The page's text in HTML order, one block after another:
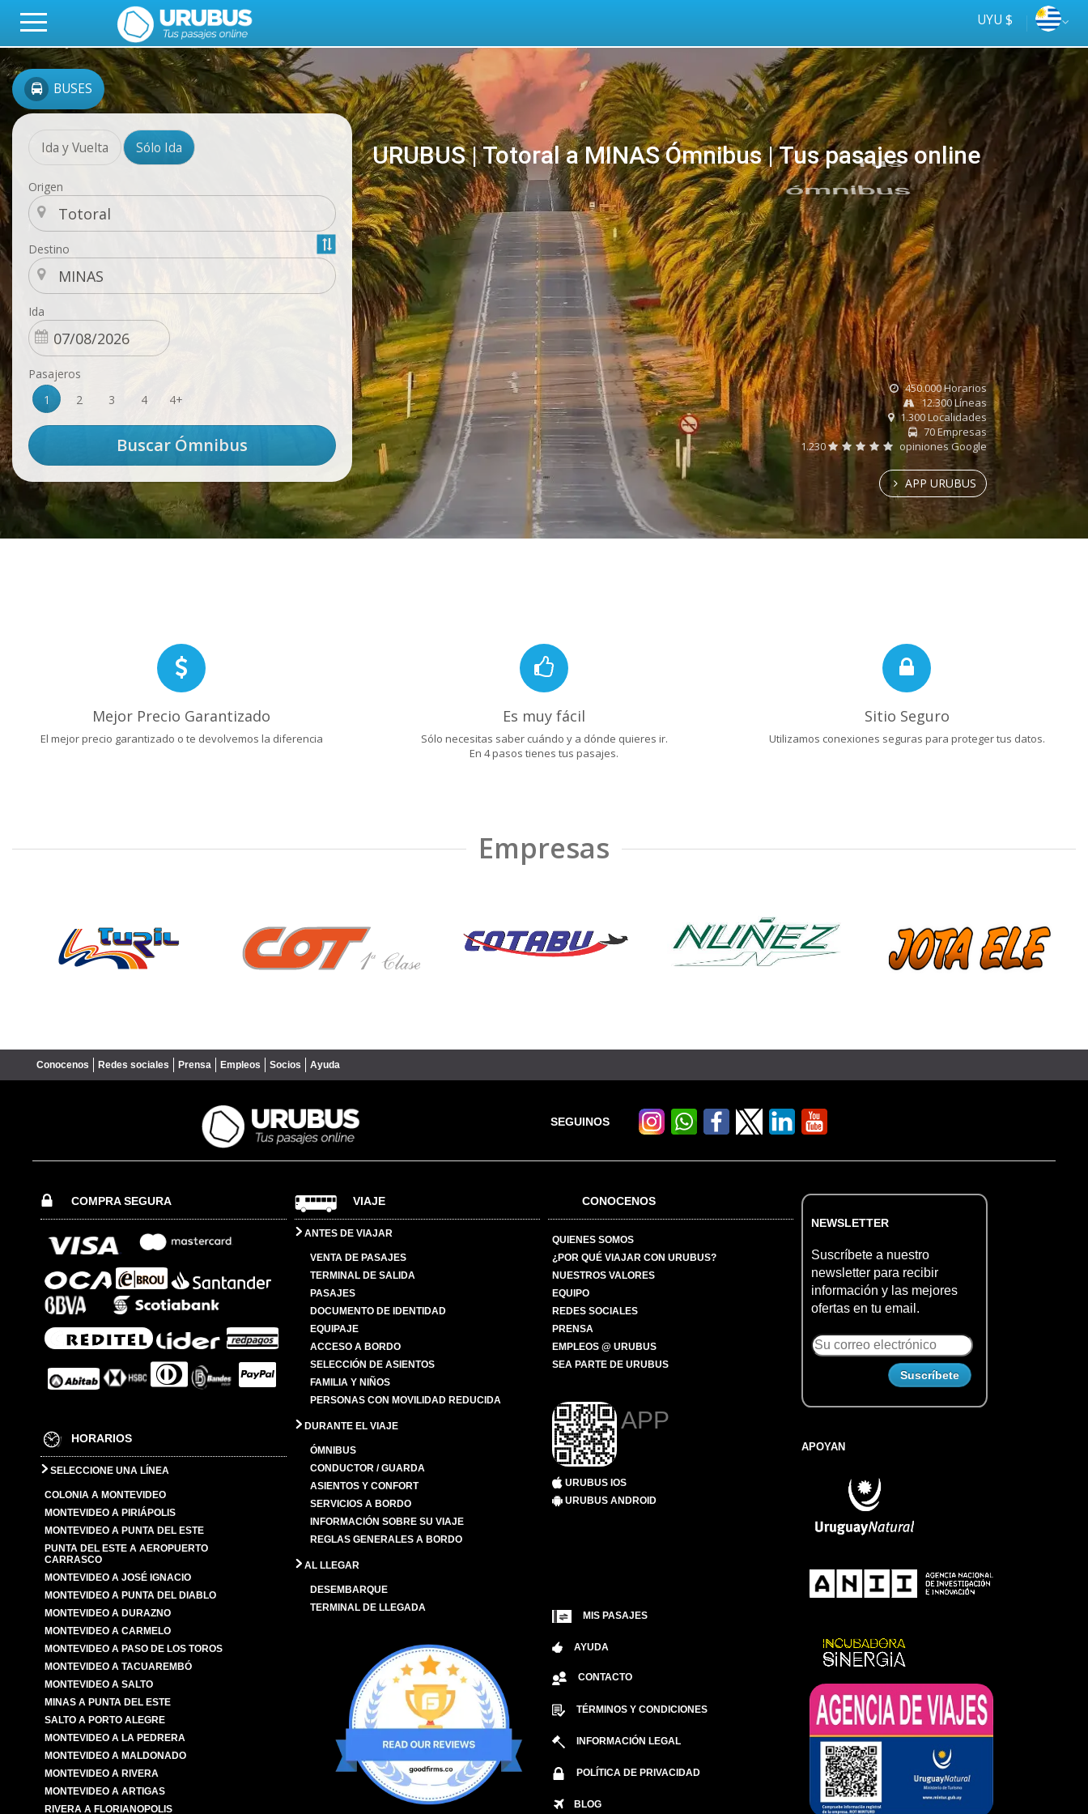
UYU $
BUSES
Ida y Vuelta Sólo Ida
Origen
Destino
Ida
Pasajeros
1
2 3 4 4+
URUBUS | Totoral a MINAS Ómnibus | Tus pasajes online
online
Tus
ómnibus
450.000 Horarios
12.300 Líneas
1.300 Localidades
70 Empresas
1.230
opiniones Google
APP URUBUS
Mejor Precio Garantizado
El mejor precio garantizado o te devolvemos la diferencia
Es muy fácil
Sólo necesitas saber cuándo y a dónde quieres ir.
En 4 pasos tienes tus pasajes.
Sitio Seguro
Utilizamos conexiones seguras para proteger tus datos.
Empresas
Conocenos Redes sociales Prensa Empleos Socios Ayuda
SEGUINOS
COMPRA SEGURA
HORARIOS
SELECCIONE UNA LÍNEA
COLONIA A MONTEVIDEO
MONTEVIDEO A PIRIÁPOLIS
MONTEVIDEO A PUNTA DEL ESTE
PUNTA DEL ESTE A AEROPUERTO
CARRASCO
MONTEVIDEO A JOSÉ IGNACIO
MONTEVIDEO A PUNTA DEL DIABLO
MONTEVIDEO A DURAZNO
MONTEVIDEO A CARMELO
MONTEVIDEO A PASO DE LOS TOROS
MONTEVIDEO A TACUAREMBÓ
MONTEVIDEO A SALTO
MINAS A PUNTA DEL ESTE
SALTO A PORTO ALEGRE
MONTEVIDEO A LA PEDRERA
MONTEVIDEO A MALDONADO
MONTEVIDEO A RIVERA
MONTEVIDEO A ARTIGAS
RIVERA A FLORIANOPOLIS
VIAJE
ANTES DE VIAJAR
VENTA DE PASAJES
TERMINAL DE SALIDA
PASAJES
DOCUMENTO DE IDENTIDAD
EQUIPAJE
ACCESO A BORDO
SELECCIÓN DE ASIENTOS
FAMILIA Y NIÑOS
PERSONAS CON MOVILIDAD REDUCIDA
DURANTE EL VIAJE
ÓMNIBUS
CONDUCTOR / GUARDA
ASIENTOS Y CONFORT
SERVICIOS A BORDO
INFORMACIÓN SOBRE SU VIAJE
REGLAS GENERALES A BORDO
AL LLEGAR
DESEMBARQUE
TERMINAL DE LLEGADA
CONOCENOS
QUIENES SOMOS
¿POR QUÉ VIAJAR CON URUBUS?
NUESTROS VALORES
EQUIPO
REDES SOCIALES
PRENSA
EMPLEOS @ URUBUS
SEA PARTE DE URUBUS
APP
URUBUS IOS
URUBUS ANDROID
MIS PASAJES
AYUDA
CONTACTO
TÉRMINOS Y CONDICIONES
INFORMACIÓN LEGAL
POLÍTICA DE PRIVACIDAD
BLOG
NEWSLETTER
Suscríbete a nuestro
newsletter para recibir
información y las mejores
ofertas en tu email.
APOYAN